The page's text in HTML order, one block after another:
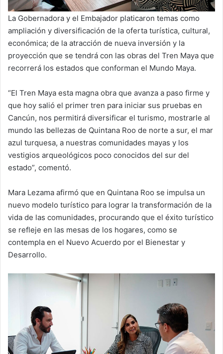
La Gobernadora y el Embajador platicaron temas como
ampliación y diversificación de la oferta turística, cultural,
económica; de la atracción de nueva inversión y la
proyección que se tendrá con las obras del Tren Maya que
recorrerá los estados que conforman el Mundo Maya.
“El Tren Maya esta magna obra que avanza a paso firme y
que hoy salió el primer tren para iniciar sus pruebas en
Cancún, nos permitirá diversificar el turismo, mostrarle al
mundo las bellezas de Quintana Roo de norte a sur, el mar
azul turquesa, a nuestras comunidades mayas y los
vestigios arqueológicos poco conocidos del sur del
estado”, comentó.
Mara Lezama afirmó que en Quintana Roo se impulsa un
nuevo modelo turístico para lograr la transformación de la
vida de las comunidades, procurando que el éxito turístico
se refleje en las mesas de los hogares, como se
contempla en el Nuevo Acuerdo por el Bienestar y
Desarrollo.